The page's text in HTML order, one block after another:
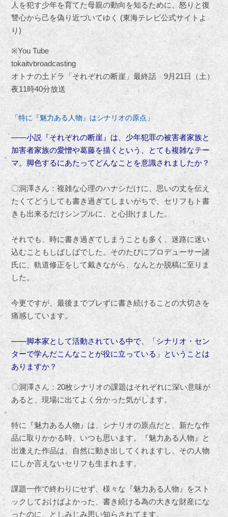
人を犯す少年を育てた母親の動向を知るために、怒りと復
讐心から己を偽り近づいてゆく (東海テレビ公式サイトよ
り)
※You Tube
tokaitvbroadcasting
オトナの土ドラ「それぞれの断崖」最終話 9月21日（土）
夜11時40分放送
「特に『魅力ある人物』はシナリオの原点」
――小説『それぞれの断崖』は、少年犯罪の被害者家族と
加害者家族の愛憎や葛藤を描くという、とても複雑なテー
マ。脚色するにあたってどんなことを意識されましたか？
〇洞澤さん：複雑な心理のハナシだけに、思いの丈を伝え
たくてどうしても書き過ぎてしまいがちで、セリフもト書
きも出来るだけシンプルに、と心掛けました。
それでも、時に書き過ぎてしまうことも多く、迷路に迷い
込むこともしばしばでした。そのたびにプロデューサー諸
氏に、軌道修正をして戴きながら、なんとか脱稿に至りま
した。
今更ですが、最後までブレずに書き続けることの大切さを
痛感しています。
――脚本家として活動されている中で、「シナリオ・セン
ターで学んだこんなことが役に立っている」ということは
ありますか？
〇洞澤さん：20枚シナリオの課題はそれぞれに深い意味が
あると、現場に出てよく分かった気がします。
特に『魅力ある人物』は、シナリオの原点だと、新たな作
品に取りかかる時、いつも思います。『魅力ある人物』と
出逢えた作品は、自然に動き出してくれますし、その人物
にしか言えないセリフも生まれます。
課題一作で終わりにせず、様々な『魅力ある人物』をスト
ックしておけばよかった、書き続ける為の大きな財産にな
ったのに、としみじみ思い知らされてます。